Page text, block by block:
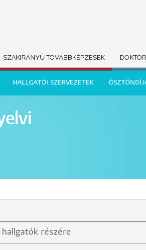
SZAKIRÁNYÚ TOVÁBBKÉPZÉSEK
HALLGATÓI SZERVEZETEK
részére